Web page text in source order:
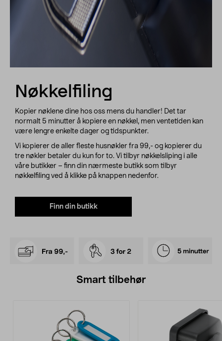
Nøkkelfiling
Kopier nøklene dine hos oss mens du handler! Det tar
normalt 5 minutter å kopiere en nøkkel, men ventetiden kan
være lengre enkelte dager og tidspunkter.
Vi kopierer de aller fleste husnøkler fra 99,- og kopierer du
tre nøkler betaler du kun for to. Vi tilbyr nøkkelsliping i alle
våre butikker – finn din nærmeste butikk som tilbyr
nøkkelfiling ved å klikke på knappen nedenfor.
Finn din butikk
Smart tilbehør